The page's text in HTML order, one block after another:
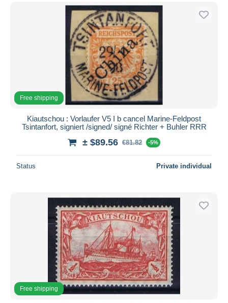
Free shipping
Kiautschou : Vorlaufer V5 I b cancel Marine-Feldpost
Tsintanfort, signiert /signed/ signé Richter + Buhler RRR
± $89.56 €81.82 -5%
Status Private individual
Free shipping